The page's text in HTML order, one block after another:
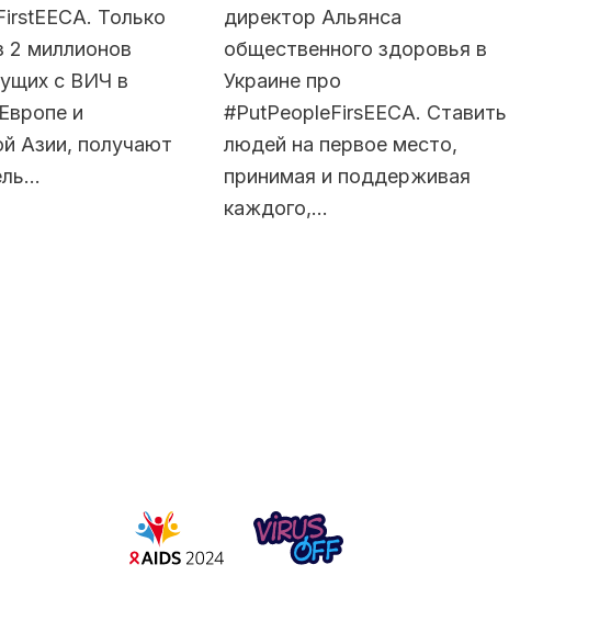
Только
2 миллионов
с ВИЧ в
и
Азии, получают
директор Альянса
общественного здоровья в
Украине про
#PutPeopleFirsEECA. Ставить
людей на первое место,
принимая и поддерживая
каждого,…